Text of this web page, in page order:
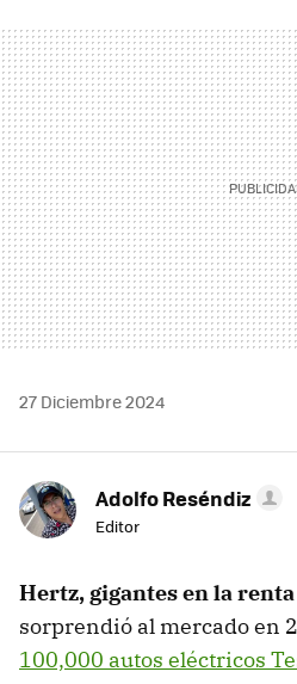
27 Diciembre 2024
Adolfo Reséndiz
Editor
Hertz, gigantes en la
sorprendió al mercado en
100,000 autos eléctricos